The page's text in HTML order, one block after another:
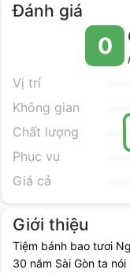
Đánh giá
0
Vị trí
Không gian
Chất lượng
Phục vụ
Giá cả
Giới thiệu
Tiệm bánh bao tươi
30 năm Sài Gòn ta